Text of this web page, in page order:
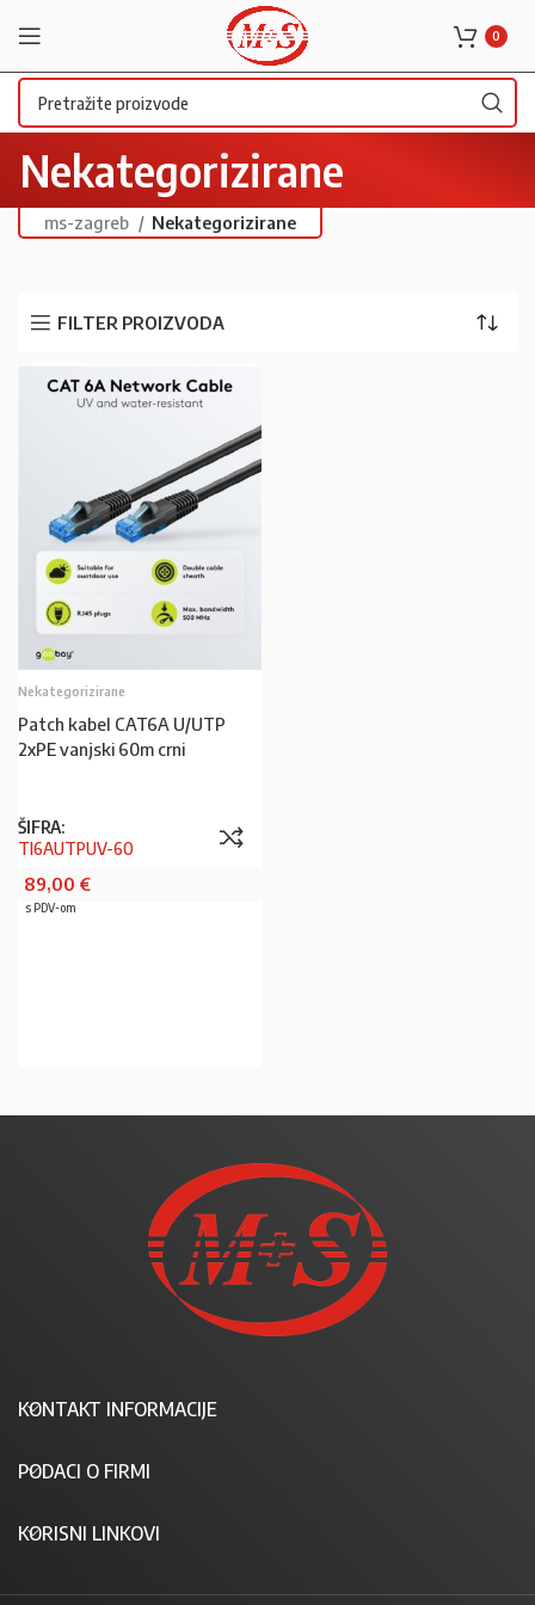
0
Nekategorizirane
ms-zagreb Nekategorizirane
FILTER PROIZVODA
Nekategorizirane
Patch kabel CAT6A U/UTP
2xPE vanjski 60m crni
ŠIFRA:
TI6AUTPUV-60
89,00 €
s PDV-om
KONTAKT INFORMACIJE
PODACI O FIRMI
KORISNI LINKOVI